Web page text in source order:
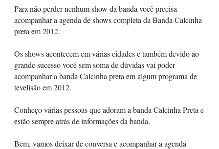
Para não perder nenhum show da banda você precisa
acompanhar a agenda de shows completa da Banda Calcinha
preta em 2012.
Os shows acontecem em várias cidades e também devido ao
grande sucesso você sem soma de dúvidas vai poder
acompanhar a banda Calcinha preta em algum programa de
tevelisão em 2012.
Conheço várias pessoas que adoram a banda Calcinha Preta e
estão sempre atrás de informações da banda.
Bem, vamos deixar de conversa e acompanhar a agenda